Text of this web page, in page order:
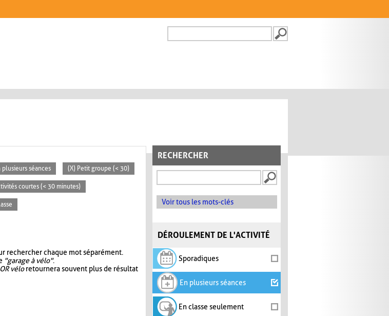
FORMULAIRE DE
RECHERCHER
Voir tous les mots-clés
DÉROULEMENT DE L'ACTIVITÉ
Sporadiques
En plusieurs séances
En classe seulement
plusieurs séances (X) Petit groupe (< 30)
courtes (< 30 minutes)
rechercher chaque mot séparément.
"garage à vélo".
véloretournera souvent plus de résultat